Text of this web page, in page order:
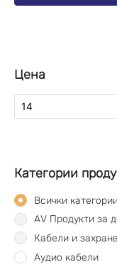
Цена
Категории
Всички
AV Продукти за
Кабели и
Аудио кабели